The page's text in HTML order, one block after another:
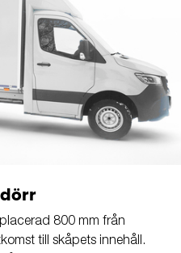
800 mm från
till skåpets innehåll.